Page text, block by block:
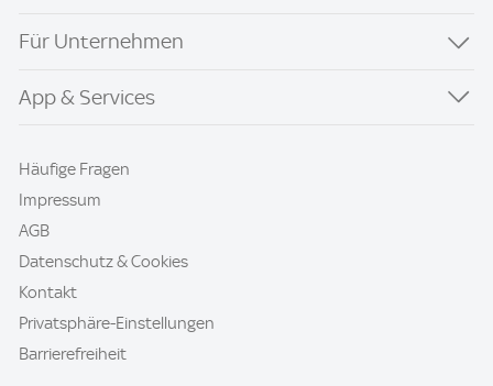
Für Unternehmen
App & Services
Häufige Fragen
Impressum
AGB
Datenschutz & Cookies
Kontakt
Privatsphäre-Einstellungen
Barrierefreiheit